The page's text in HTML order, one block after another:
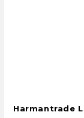
Harmantrade